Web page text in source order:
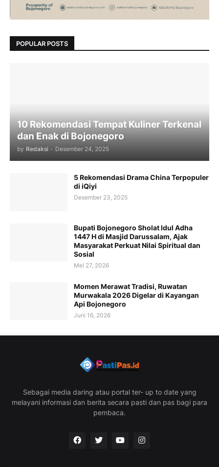
POPULAR POSTS
10 Rekomendasi Tempat Kuliner Terkenal
dan Enak di Bojonegoro
by Redaksi - Desember 24, 2025
5 Rekomendasi Drama China Terpopuler
di iQiyi
Desember 23, 2025
Bupati Bojonegoro Sholat Idul Adha
1447 H di Masjid Darussalam, Ajak
Masyarakat Perkuat Nilai Spiritual dan
Sosial
Mei 27, 2026
Momen Merawat Tradisi, Ruwatan
Murwakala 2026 Digelar di Kayangan
Api Bojonegoro
Juni 16, 2026
Sebagai media daring atau portal ter- up to date yang
melayani informasi dan berita secara pasti dan pas bagi para
pembaca.